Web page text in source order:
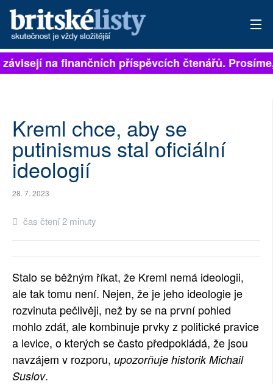
PŘIHLÁSIT
ARCHIV
ROZHOVORY
TÉMATA
SOCIÁLNÍ SÍTĚ
RUBRIKY
PLNÁ VERZE STRÁNEK
na finančních příspěvcích čtenářů.
Kreml chce, aby se
putinismus stal oficiální
ideologií
28. 7. 2023
čas čtení 2 minuty
Stalo se běžným říkat, že Kreml nemá ideologii,
ale tak tomu není. Nejen, že je jeho ideologie je
rozvinuta pečlivěji, než by se na první pohled
mohlo zdát, ale kombinuje prvky z politické pravice
a levice, o kterých se často předpokládá, že jsou
navzájem v rozporu, upozorňuje historik Michail
Suslov.